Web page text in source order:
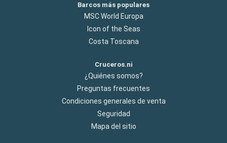
Barcos más populares
MSC World Europa
Icon of the Seas
Costa Toscana
Cruceros.ni
¿Quiénes somos?
Preguntas frecuentes
Condiciones generales de venta
Seguridad
Mapa del sitio